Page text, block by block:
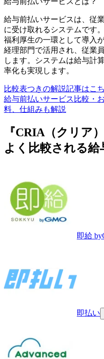
給与前払いサービスは、従
に受け取れるシステムです
福利厚生の一環として導入
経理部門で活用され、従業
します。システムは給与計
率化も実現します。
比較表つきの解説記事はこ
給与前払いサービス比較・
料、仕組みも解説
『CRIA（クリア
よく比較される給
即給
即払い